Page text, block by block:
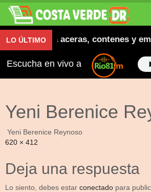
LO ÚLTIMO
inaugura aceras, contenes y
Escucha en vivo a
Yeni Berenice
Yeni Berenice Reynoso
Full
620 × 412
Deja una respuesta
Lo siento, debes estar conectado para